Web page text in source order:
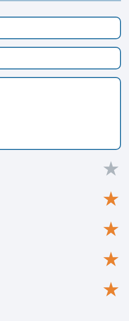
★
★
★
★
★